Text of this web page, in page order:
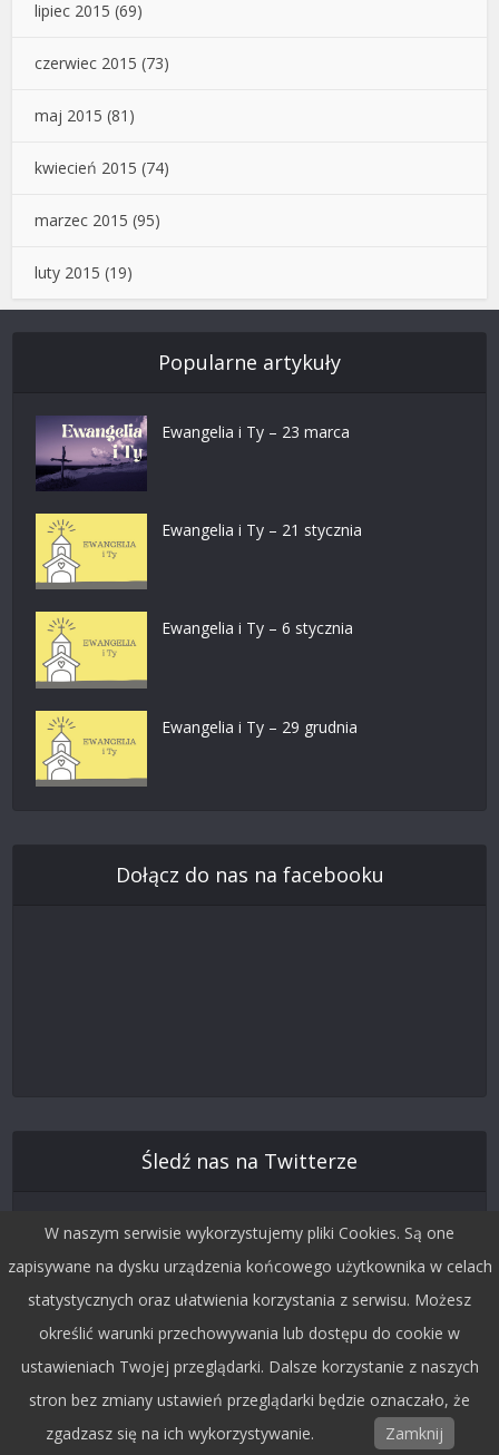
lipiec 2015 (69)
czerwiec 2015 (73)
maj 2015 (81)
kwiecień 2015 (74)
marzec 2015 (95)
luty 2015 (19)
Popularne artykuły
Ewangelia i Ty – 23 marca
Ewangelia i Ty – 21 stycznia
Ewangelia i Ty – 6 stycznia
Ewangelia i Ty – 29 grudnia
Dołącz do nas na facebooku
Śledź nas na Twitterze
Copyright © 2015 by Dobra Fala.
W naszym serwisie wykorzystujemy pliki Cookies. Są one
zapisywane na dysku urządzenia końcowego użytkownika w celach
statystycznych oraz ułatwienia korzystania z serwisu. Możesz
określić warunki przechowywania lub dostępu do cookie w
ustawieniach Twojej przeglądarki. Dalsze korzystanie z naszych
stron bez zmiany ustawień przeglądarki będzie oznaczało, że
zgadzasz się na ich wykorzystywanie.
Zamknij